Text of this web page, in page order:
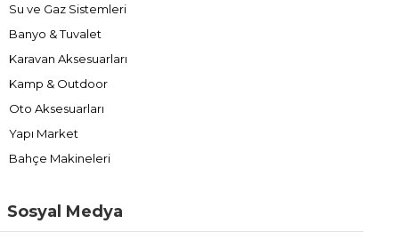
Su ve Gaz Sistemleri
Banyo & Tuvalet
Karavan Aksesuarları
Kamp & Outdoor
Oto Aksesuarları
Yapı Market
Bahçe Makineleri
Sosyal Medya